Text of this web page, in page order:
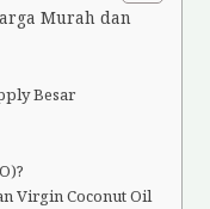
Murah dan
Besar
Virgin Coconut Oil